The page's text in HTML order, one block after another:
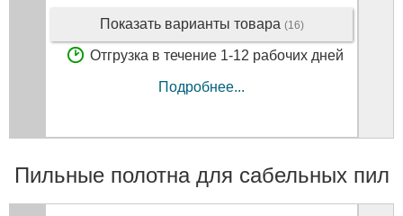
Показать варианты товара (16)
Отгрузка в течение 1-12 рабочих дней
Подробнее...
Пильные полотна для сабельных пил